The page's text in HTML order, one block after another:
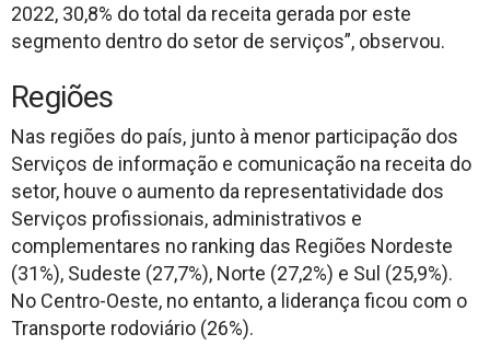
2022, 30,8% do total da receita gerada por este
segmento dentro do setor de serviços”, observou.
Regiões
Nas regiões do país, junto à menor participação dos
Serviços de informação e comunicação na receita do
setor, houve o aumento da representatividade dos
Serviços profissionais, administrativos e
complementares no ranking das Regiões Nordeste
(31%), Sudeste (27,7%), Norte (27,2%) e Sul (25,9%).
No Centro-Oeste, no entanto, a liderança ficou com o
Transporte rodoviário (26%).